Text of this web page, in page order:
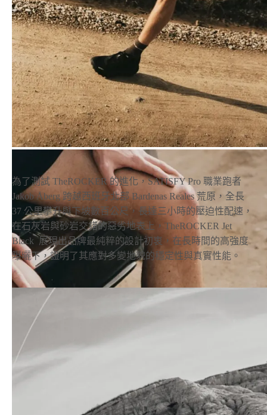
為了測試 TheROCKER 的進化，SATISFY Pro 職業跑者
Jakob Åberg 跨越西班牙北部 Bardenas Reales 荒原， 全長
37 公里攀升與下坡數百公尺， 長達三小時的壓迫性配速，
在石灰岩與砂岩交錯的惡劣地表上，TheROCKER Jet
Black展現出品牌最純粹的設計初衷，在長時間的高強度
曝曬下，證明了其應對多變地貌的穩定性與真實性能。